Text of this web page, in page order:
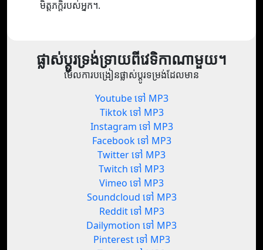
មិត្តភក្តិរបស់អ្នក។.
ផ្លាស់ប្តូរទ្រង់ទ្រាយពីវេទិកាណាមួយ។
មើលការបង្រៀនផ្លាស់ប្តូរទម្រង់ដែលមាន
Youtube ទៅ MP3
Tiktok ទៅ MP3
Instagram ទៅ MP3
Facebook ទៅ MP3
Twitter ទៅ MP3
Twitch ទៅ MP3
Vimeo ទៅ MP3
Soundcloud ទៅ MP3
Reddit ទៅ MP3
Dailymotion ទៅ MP3
Pinterest ទៅ MP3